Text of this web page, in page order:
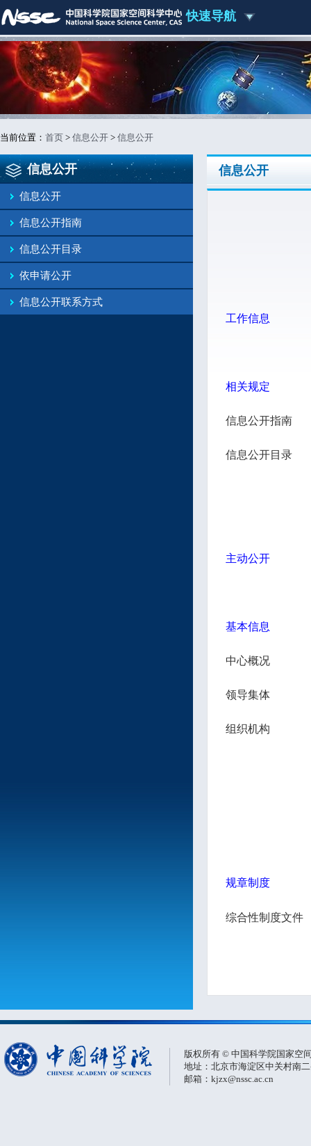
快速导航
当前位置： 首页 > 信息公开 > 信息公开
信息公开
信息公开
信息公开指南
信息公开目录
依申请公开
信息公开联系方式
信息公开
工作信息
相关规定
信息公开指南
信息公开目录
主动公开
基本信息
中心概况
领导集体
组织机构
规章制度
综合性制度文件
版权所有 © 中国科学院国家空
地址：北京市海淀区中关村南
邮箱：kjzx@nssc.ac.cn